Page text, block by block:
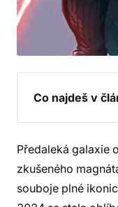
Co najdeš v
Předaleká galaxie
zkušeného
souboje plné